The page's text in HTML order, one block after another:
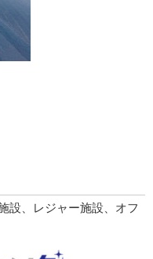
設、レジャー施設、オフ